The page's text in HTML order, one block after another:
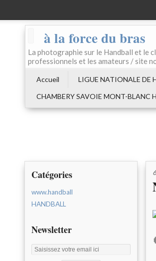
à la force du bras
La photographie sur le Handball et le
professionnels et les amateurs / site
Accueil LIGUE NATIONALE DE
CHAMBERY SAVOIE MONT-BLANC
Catégories
www.handball
HANDBALL
Newsletter